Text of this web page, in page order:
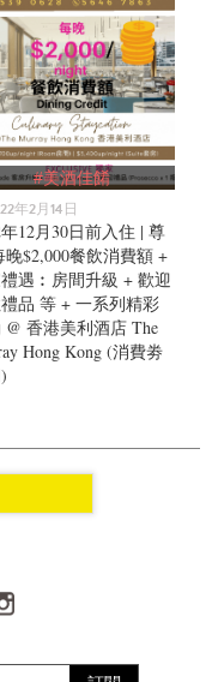
#美酒佳餚
年2月14日
12月30日前入住 | 尊
晚$2,000餐飲消費額 +
遇︰房間升級 + 歡迎
禮品 等 + 一系列精彩
@ 香港美利酒店 The
Hong Kong (消費劵